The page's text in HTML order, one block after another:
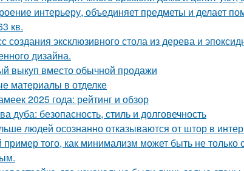
интерьеру, объединяет предметы и делает
кв.
эксклюзивного стола из дерева и
дизайна.
выкуп вместо обычной продажи
материалы в отделке
2025 года: рейтинг и обзор
дуба: безопасность, стиль и долговечность
людей осознанно отказываются от штор в
пример того, как минимализм может быть не